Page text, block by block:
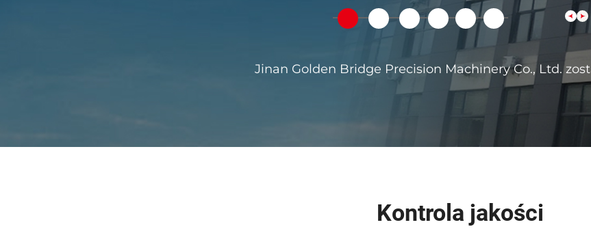
Jinan Golden Bridge Precision Machinery Co., Ltd.
Kontrola jakości